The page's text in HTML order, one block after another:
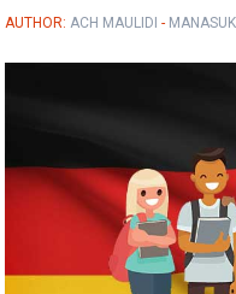
AUTHOR:ACH MAULIDI -